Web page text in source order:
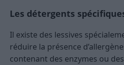
Les détergents
Il existe des lessives
réduire la présence
contenant des enzymes ou